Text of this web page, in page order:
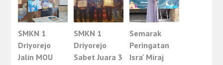
SMKN 1
Driyorejo
Jalin MOU
SMKN 1
Driyorejo
Sabet Juara 3
Semarak
Peringatan
Isra' Miraj